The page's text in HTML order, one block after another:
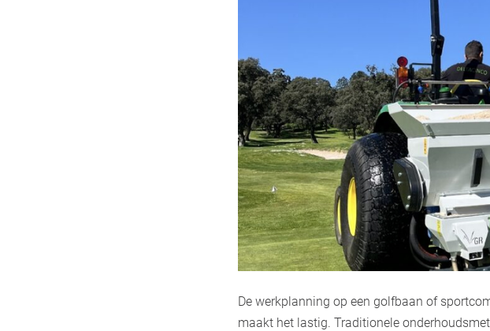
De werkplanning op een golfbaan of
maakt het lastig. Traditionele